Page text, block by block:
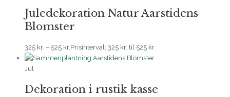
Juledekoration Natur Aarstidens
Blomster
325 kr. – 525 kr.Prisinterval: 325 kr. til 525 kr.
Jul
Dekoration i rustik kasse